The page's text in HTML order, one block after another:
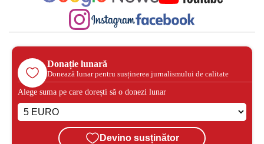
Donație lunară
Donează lunar pentru susținerea jurnalismului de calitate
Alege suma pe care dorești să o donezi lunar
Devino susținător